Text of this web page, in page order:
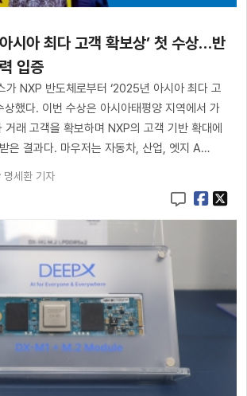
시아 최다 고객 확보상’ 첫 수상…반
입증
가 NXP 반도체로부터 ‘2025년 아시아 최다 고
상했다. 이번 수상은 아시아태평양 지역에서 가
래 고객을 확보하며 NXP의 고객 기반 확대에
은 결과다. 마우저는 자동차, 산업, 엣지 A…
명세환 기자